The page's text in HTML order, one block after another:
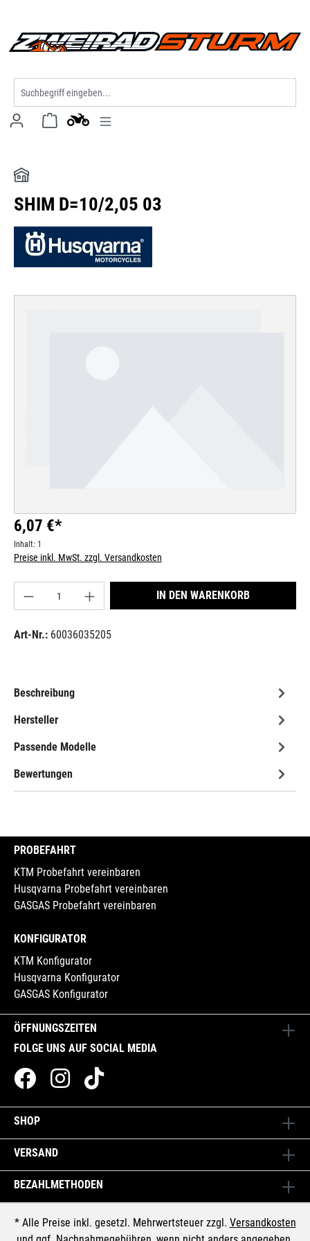
SHIM D=10/2,05 03
6,07 €*
Inhalt: 1
Preise inkl. MwSt. zzgl. Versandkosten
Produkt Anzahl: Gib den gewünschten Wert
IN DEN WARENKORB
Art-Nr.: 60036035205
Beschreibung
Hersteller
Passende Modelle
Bewertungen
ÖFFNUNGSZEITEN
FOLGE UNS AUF SOCIAL MEDIA
PROBEFAHRT
KTM Probefahrt vereinbaren
Husqvarna Probefahrt vereinbaren
GASGAS Probefahrt vereinbaren
KONFIGURATOR
KTM Konfigurator
Husqvarna Konfigurator
GASGAS Konfigurator
SHOP
VERSAND
BEZAHLMETHODEN
* Alle Preise inkl. gesetzl. Mehrwertsteuer zzgl. Versandkosten